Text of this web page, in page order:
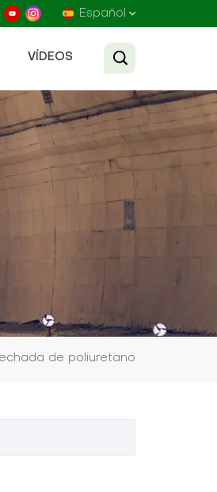
Español
Français
Русский
VÍDEOS
de poliuretano